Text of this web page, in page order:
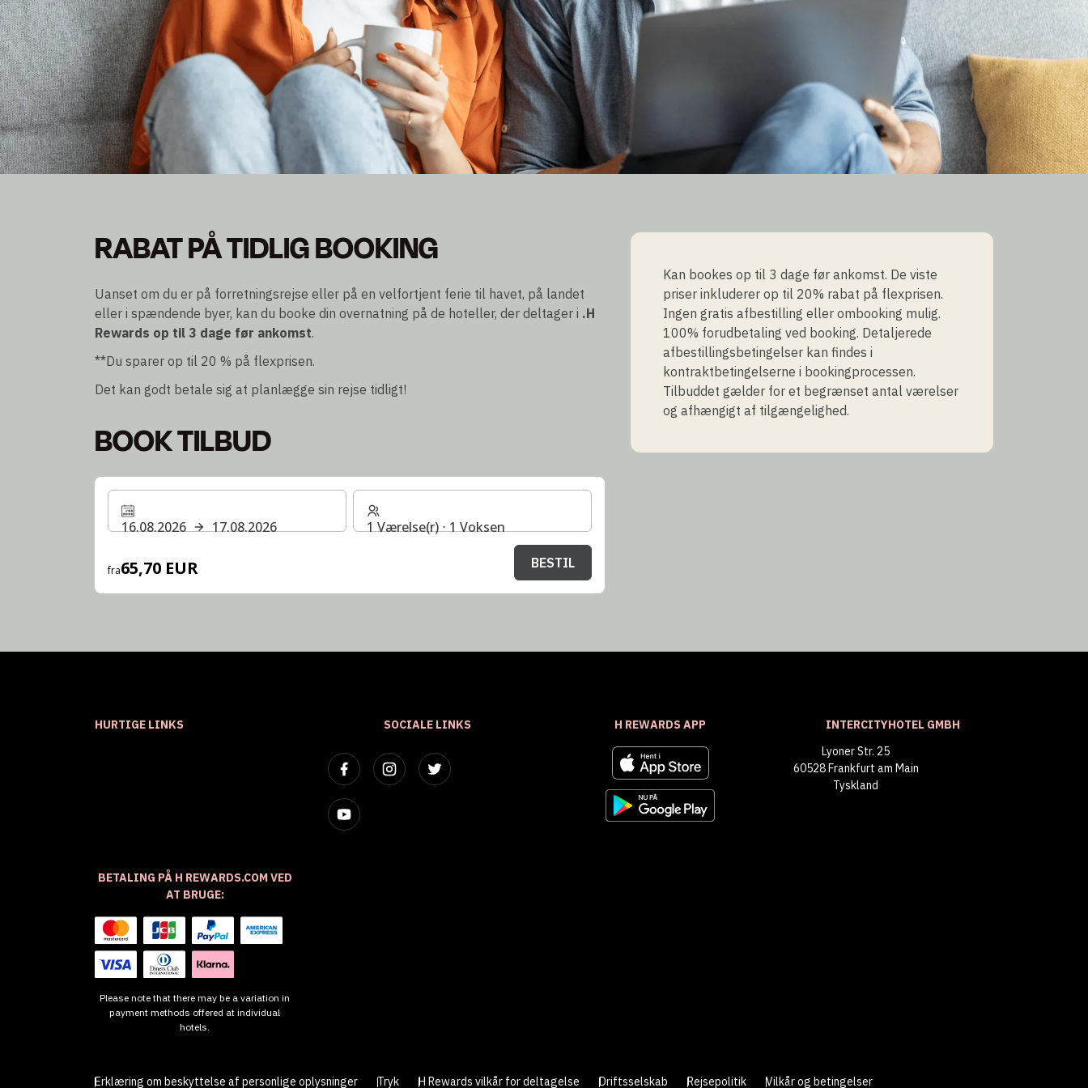
Spar op til 20% på Flex-prisen
RABAT PÅ TIDLIG BOOKING
Uanset om du er på forretningsrejse eller på en velfortjent ferie til havet, på landet
eller i spændende byer, kan du booke din overnatning på de hoteller, der deltager i .H
Rewards op til 3 dage før ankomst.
**Du sparer op til 20 % på flexprisen.
Det kan godt betale sig at planlægge sin rejse tidligt!
BOOK TILBUD
16.08.2026 17.08.2026
fra65,70 EUR
1 Værelse(r) ⋅ 1 Voksen
BESTIL
Kan bookes op til 3 dage før ankomst. De viste
priser inkluderer op til 20% rabat på flexprisen.
Ingen gratis afbestilling eller ombooking mulig.
100% forudbetaling ved booking. Detaljerede
afbestillingsbetingelser kan findes i
kontraktbetingelserne i bookingprocessen.
Tilbuddet gælder for et begrænset antal værelser
og afhængigt af tilgængelighed.
HURTIGE LINKS SOCIALE LINKS H REWARDS APP
INTERCITYHOTEL GMBH
Lyoner Str. 25
60528 Frankfurt am Main
Tyskland
BETALING PÅ H REWARDS.COM VED
AT BRUGE:
Please note that there may be a variation in
payment methods offered at individual
hotels.
Erklæring om beskyttelse af personlige oplysninger Tryk H Rewards vilkår for deltagelse Driftsselskab Rejsepolitik Vilkår og betingelser